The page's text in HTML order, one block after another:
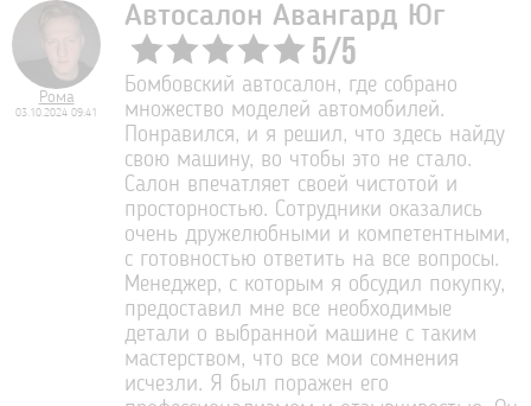
Рома
03.10.2024 09:41
Автосалон Авангард Юг
5/5
Бомбовский автосалон, где собрано
множество моделей автомобилей.
Понравился, и я решил, что здесь найду
свою машину, во чтобы это не стало.
Салон впечатляет своей чистотой и
просторностью. Сотрудники оказались
очень дружелюбными и компетентными,
с готовностью ответить на все вопросы.
Менеджер, с которым я обсудил покупку,
предоставил мне все необходимые
детали о выбранной машине с таким
мастерством, что все мои сомнения
исчезли. Я был поражен его